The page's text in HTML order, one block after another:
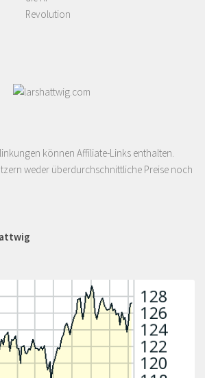
Revolution
können Affiliate-Links enthalten.
weder überdurchschnittliche Preise noch